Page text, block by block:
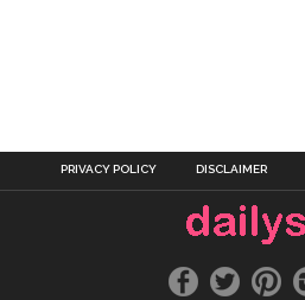
PRIVACY POLICY DISCLAIMER